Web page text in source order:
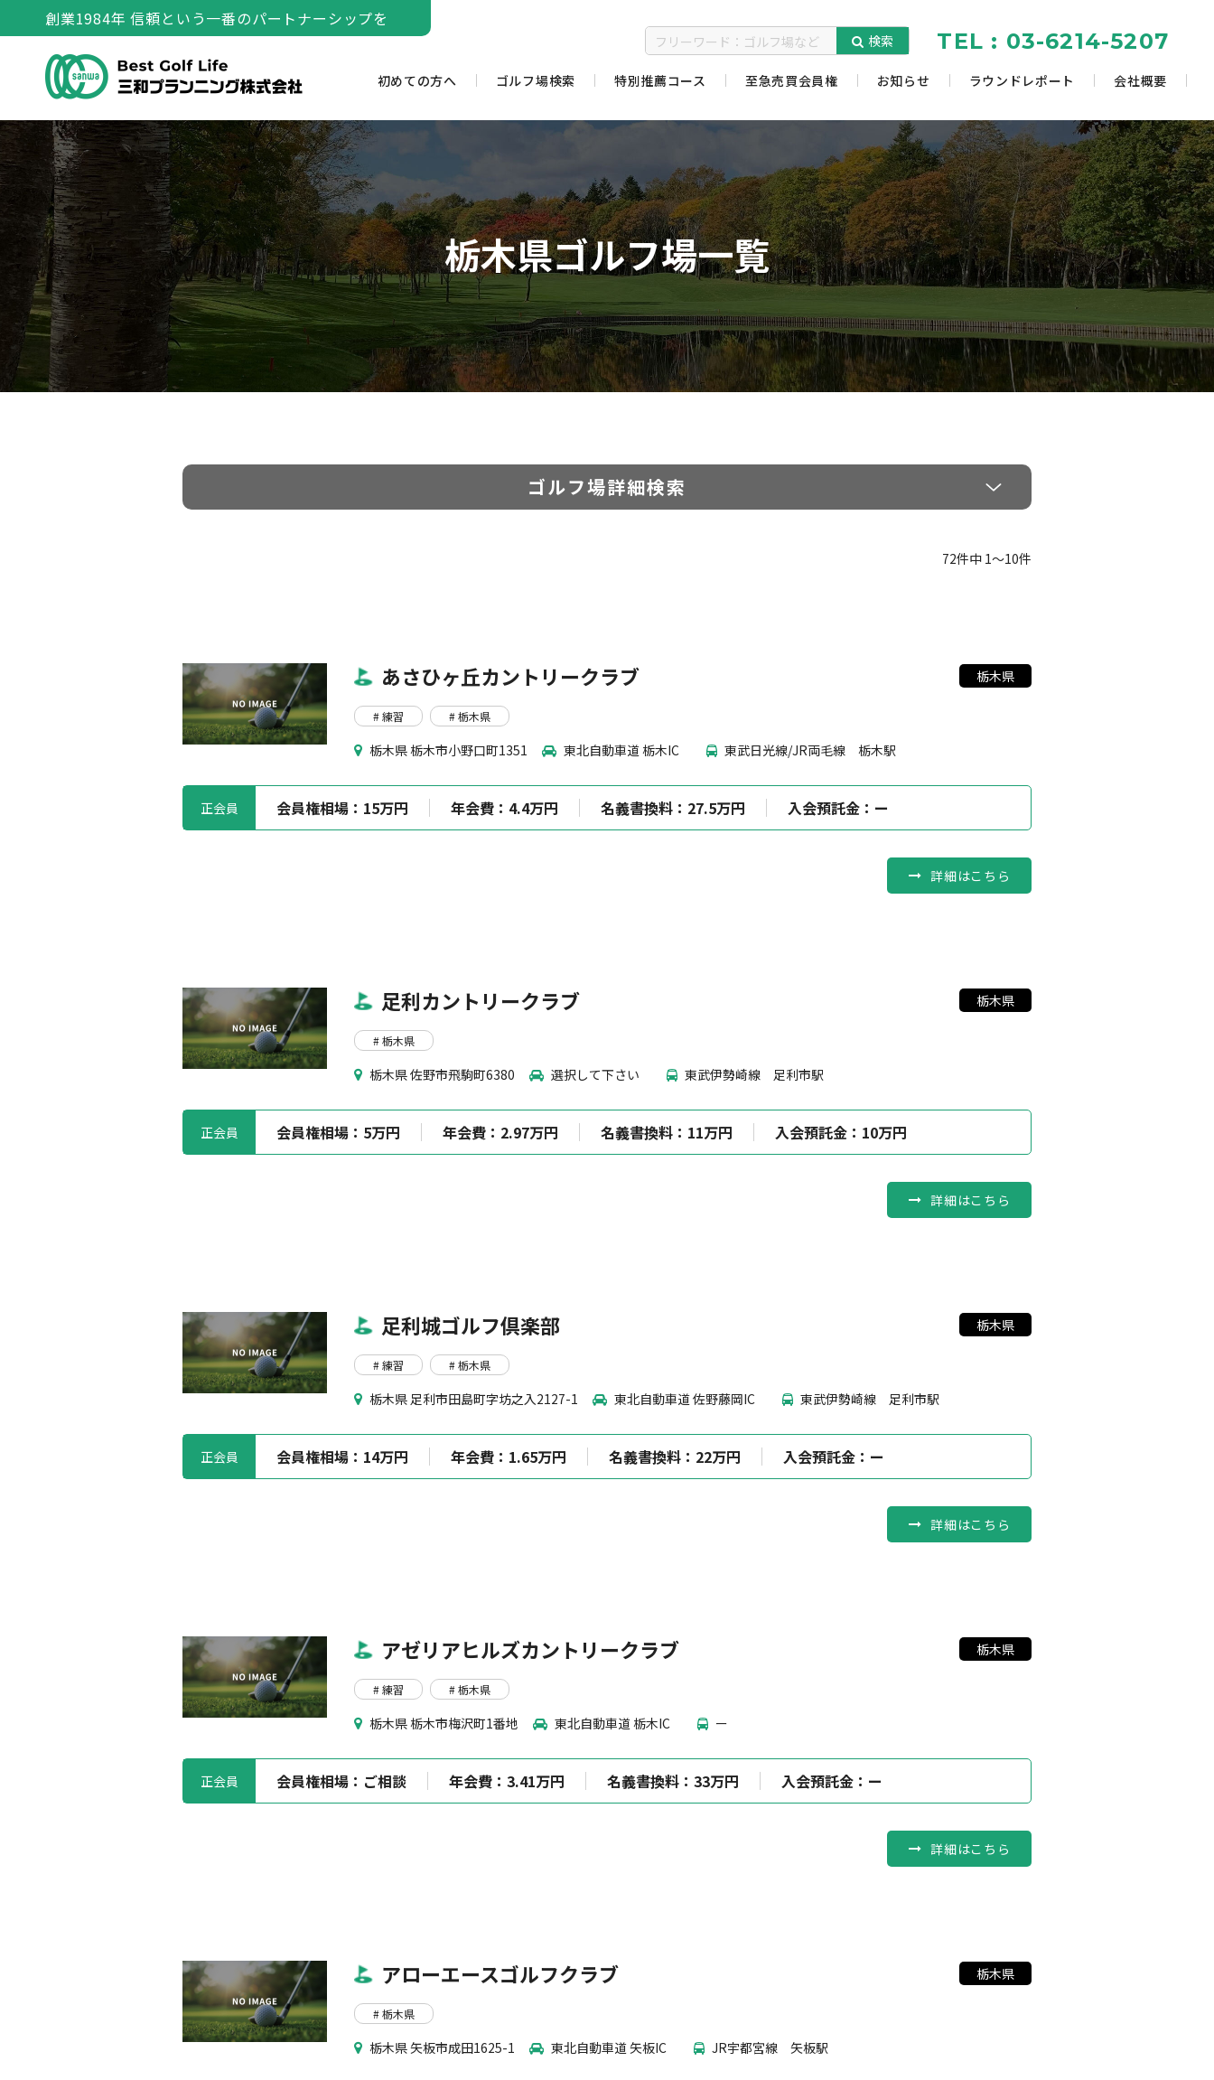
創業1984年 信頼という一番のパートナーシップを
検索 TEL : 03-6214-5207
初めての方へ ゴルフ場検索 特別推薦コース 至急売買会員権 お知らせ ラウンドレポート 会社概要
栃木県ゴルフ場一覧
ゴルフ場詳細検索
72件中 1〜10件
あさひヶ丘カントリークラブ 栃木県
# 練習 # 栃木県
栃木県 栃木市小野口町1351 東北自動車道 栃木IC 東武日光線/JR両毛線 栃木駅
正会員 会員権相場： 15万円 年会費：4.4万円 名義書換料：27.5万円 入会預託金：ー
詳細はこちら
足利カントリークラブ 栃木県
# 栃木県
栃木県 佐野市飛駒町6380 選択して下さい 東武伊勢崎線 足利市駅
正会員 会員権相場： 5万円 年会費：2.97万円 名義書換料：11万円 入会預託金：10万円
詳細はこちら
足利城ゴルフ倶楽部 栃木県
# 練習 # 栃木県
栃木県 足利市田島町字坊之入2127-1 東北自動車道 佐野藤岡IC 東武伊勢崎線 足利市駅
正会員 会員権相場： 14万円 年会費：1.65万円 名義書換料：22万円 入会預託金：ー
詳細はこちら
アゼリアヒルズカントリークラブ 栃木県
# 練習 # 栃木県
栃木県 栃木市梅沢町1番地 東北自動車道 栃木IC ー
正会員 会員権相場： ご相談 年会費：3.41万円 名義書換料：33万円 入会預託金：ー
詳細はこちら
アローエースゴルフクラブ 栃木県
# 栃木県
栃木県 矢板市成田1625-1 東北自動車道 矢板IC JR宇都宮線 矢板駅